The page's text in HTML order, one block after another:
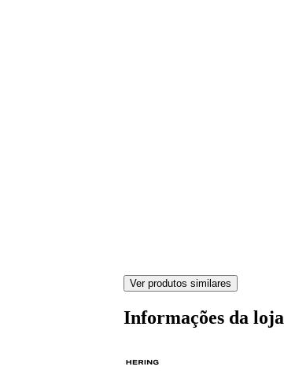
Ver produtos similares
Informações da loja